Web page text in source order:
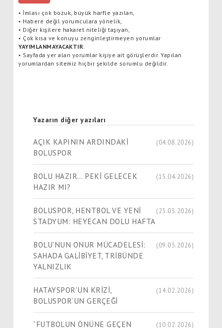
• İmlası çok bozuk, büyük harfle yazılan,
• Habere değil yorumculara yönelik,
• Diğer kişilere hakaret niteliği taşıyan,
• Çok kısa ve konuyu zenginleştirmeyen yorumlar
YAYIMLANMAYACAKTIR
• Sayfada yer alan yorumlar kişiye ait görüşlerdir. Yapılan
yorumlardan sitemiz hiçbir şekilde sorumlu değildir.
Yazarın diğer yazıları
AÇIK KAPININ ARDINDAKİ
BOLUSPOR
(04.08.2026)
BOLU HAZIR… PEKİ GELECEK
HAZIR MI?
(15.04.2026)
BOLUSPOR, HENTBOL VE YENİ
STADYUM: HEYECAN DOLU HAFTA
(23.03.2026)
BOLU’NUN ONUR MÜCADELESİ:
SAHADA GALİBİYET, TRİBÜNDE
YALNIZLIK
(09.03.2026)
HATAYSPOR’UN KRİZİ,
BOLUSPOR’UN GERÇEĞİ
(14.02.2026)
“FUTBOLUN ÖNÜNE GEÇEN (10.02.2026)